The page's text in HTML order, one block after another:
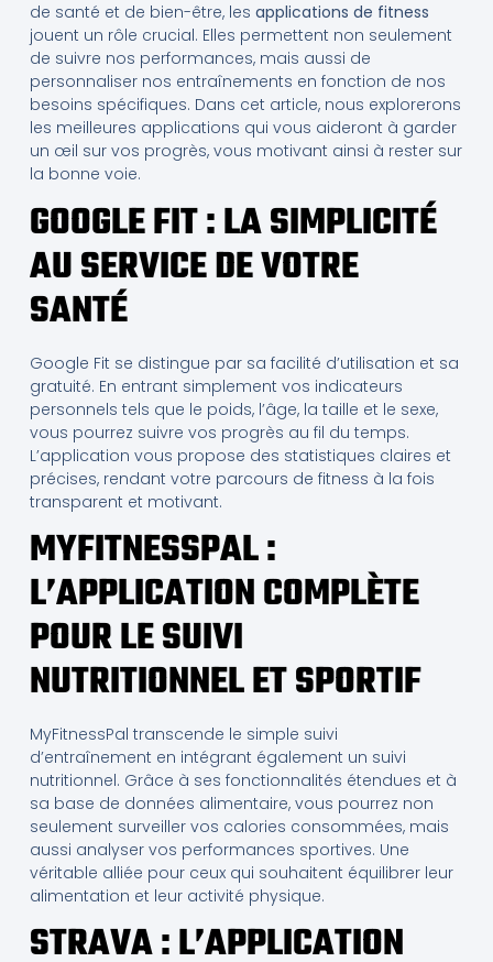
de santé et de bien-être, les applications de fitness
jouent un rôle crucial. Elles permettent non seulement
de suivre nos performances, mais aussi de
personnaliser nos entraînements en fonction de nos
besoins spécifiques. Dans cet article, nous explorerons
les meilleures applications qui vous aideront à garder
un œil sur vos progrès, vous motivant ainsi à rester sur
la bonne voie.
GOOGLE FIT : LA SIMPLICITÉ
AU SERVICE DE VOTRE
SANTÉ
Google Fit se distingue par sa facilité d’utilisation et sa
gratuité. En entrant simplement vos indicateurs
personnels tels que le poids, l’âge, la taille et le sexe,
vous pourrez suivre vos progrès au fil du temps.
L’application vous propose des statistiques claires et
précises, rendant votre parcours de fitness à la fois
transparent et motivant.
MYFITNESSPAL :
L’APPLICATION COMPLÈTE
POUR LE SUIVI
NUTRITIONNEL ET SPORTIF
MyFitnessPal transcende le simple suivi
d’entraînement en intégrant également un suivi
nutritionnel. Grâce à ses fonctionnalités étendues et à
sa base de données alimentaire, vous pourrez non
seulement surveiller vos calories consommées, mais
aussi analyser vos performances sportives. Une
véritable alliée pour ceux qui souhaitent équilibrer leur
alimentation et leur activité physique.
STRAVA : L’APPLICATION